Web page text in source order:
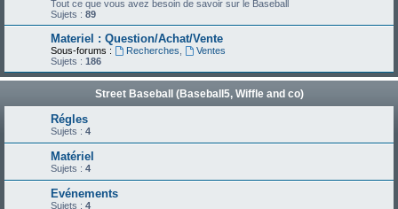
Tout ce que vous avez besoin de savoir sur le Baseball
Sujets : 89
Materiel : Question/Achat/Vente
Sous-forums : Recherches
Ventes
Sujets : 186
Street Baseball (Baseball5, Wiffle and co)
Régles
Sujets : 4
Matériel
Sujets : 4
Evénements
Sujets : 4